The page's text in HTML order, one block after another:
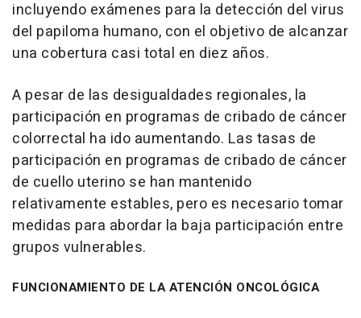
incluyendo exámenes para la detección del virus
del papiloma humano, con el objetivo de alcanzar
una cobertura casi total en diez años.
A pesar de las desigualdades regionales, la
participación en programas de cribado de cáncer
colorrectal ha ido aumentando. Las tasas de
participación en programas de cribado de cáncer
de cuello uterino se han mantenido
relativamente estables, pero es necesario tomar
medidas para abordar la baja participación entre
grupos vulnerables.
FUNCIONAMIENTO DE LA ATENCIÓN ONCOLÓGICA